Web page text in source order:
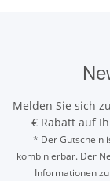
Melden Sie sich
€ Rabatt auf
* Der Gutschein
kombinierbar. Der
Informationen